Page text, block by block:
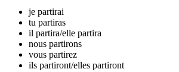
je partirai
tu partiras
il partira/elle partira
nous partirons
vous partirez
ils partiront/elles partiront